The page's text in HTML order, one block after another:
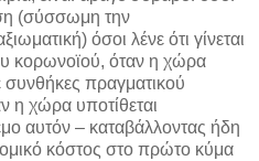
(σύσσωμη την
όσοι λένε ότι γίνεται
κορωνοϊού, όταν η χώρα
πραγματικού
χώρα υποτίθεται
αυτόν – καταβάλλοντας ήδη
κόστος στο πρώτο κύμα